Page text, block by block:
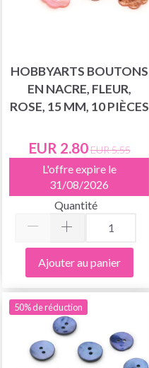
HOBBYARTS BOUTONS
EN NACRE, FLEUR,
ROSE, 15 MM, 10 PIÈCES
EUR 2.80EUR 5.55
L'offre expire le
31/08/2026
Quantité
Ajouter au panier
50% de réduction